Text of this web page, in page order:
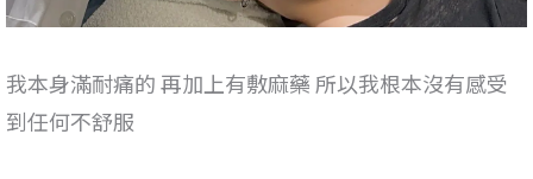
我本身滿耐痛的 再加上有敷麻藥 所以我根本沒有感受
到任何不舒服